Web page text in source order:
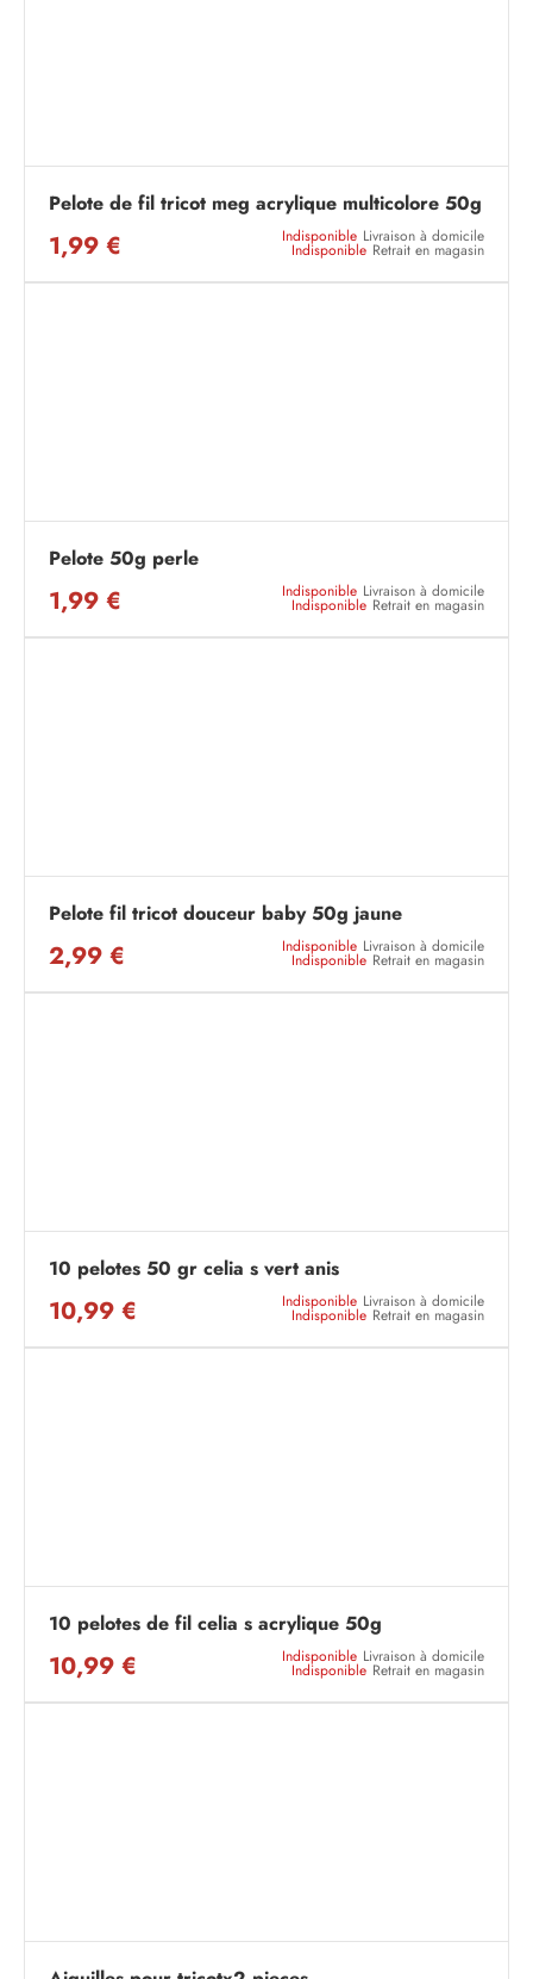
Pelote de fil tricot meg acrylique multicolore 50g
1,99 € Indisponible Livraison à domicile
Indisponible Retrait en magasin
Pelote 50g perle
1,99 € Indisponible Livraison à domicile
Indisponible Retrait en magasin
Pelote fil tricot douceur baby 50g jaune
2,99 € Indisponible Livraison à domicile
Indisponible Retrait en magasin
10 pelotes 50 gr celia s vert anis
10,99 € Indisponible Livraison à domicile
Indisponible Retrait en magasin
10 pelotes de fil celia s acrylique 50g
10,99 € Indisponible Livraison à domicile
Indisponible Retrait en magasin